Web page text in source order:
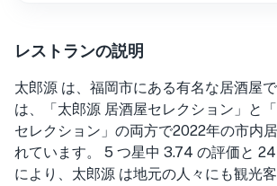
レストランの説明
太郎源 は、福岡市にある有名な居酒屋
は、「太郎源 居酒屋セレクション」と
セレクション」の両方で2022年の市内
れています。 5 つ星中 3.74 の評価と
により、太郎源 は地元の人々にも観光